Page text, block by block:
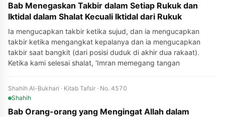
Bab Menegaskan Takbir dalam Setiap Rukuk dan
Iktidal dalam Shalat Kecuali Iktidal dari Rukuk
Ia mengucapkan takbir ketika sujud, dan ia mengucapkan
takbir ketika mengangkat kepalanya dan ia mengucapkan
takbir saat bangkit (dari posisi duduk di akhir dua rakaat).
Ketika kami selesai shalat, 'Imran memegang tangan
Shahih Al-Bukhari · Kitab Tafsir · No. 4570
Shahih
Bab Orang-orang yang Mengingat Allah dalam